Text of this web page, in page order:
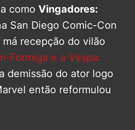
como Vingadores:
San Diego Comic-Con
recepção do vilão
Formiga e a Vespa:
demissão do ator logo
então reformulou